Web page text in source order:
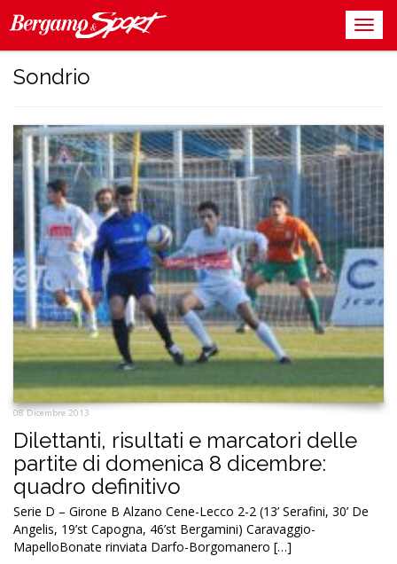
Sondrio
08 Dicembre 2013
Dilettanti, risultati e marcatori delle
partite di domenica 8 dicembre:
quadro definitivo
Serie D – Girone B Alzano Cene-Lecco 2-2 (13’ Serafini, 30’ De
Angelis, 19’st Capogna, 46’st Bergamini) Caravaggio-
MapelloBonate rinviata Darfo-Borgomanero […]